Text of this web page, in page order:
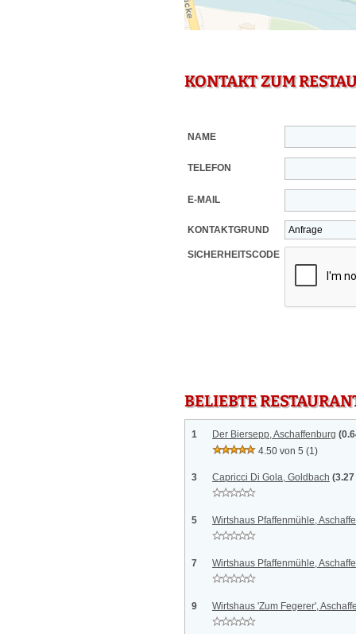
KONTAKT ZUM
NAME
TELEFON
E-MAIL
KONTAKTGRUND
SICHERHEITSCODE
BELIEBTE
1 Der Biersepp, Aschaffenburg
4.50 von 5 (1)
3 Capricci Di Gola, Goldbach
5 Wirtshaus Pfaffenmühle,
7 Wirtshaus Pfaffenmühle,
9 Wirtshaus 'Zum Fegerer',